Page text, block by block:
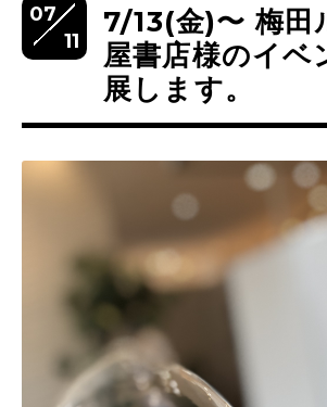
07
11
7/13(金)〜 梅田
屋書店様のイベ
展します。